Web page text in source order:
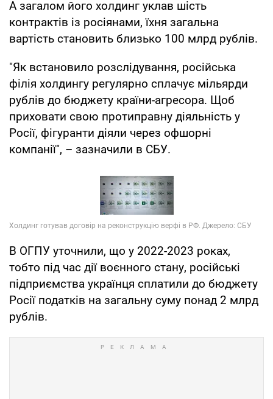
А загалом його холдинг уклав шість
контрактів із росіянами, їхня загальна
вартість становить близько 100 млрд рублів.
"Як встановило розслідування, російська
філія холдингу регулярно сплачує мільярди
рублів до бюджету країни-агресора. Щоб
приховати свою протиправну діяльність у
Росії, фігуранти діяли через офшорні
компанії", – зазначили в СБУ.
В ОГПУ уточнили, що у 2022-2023 роках,
тобто під час дії воєнного стану, російські
підприємства українця сплатили до бюджету
Росії податків на загальну суму понад 2 млрд
рублів.